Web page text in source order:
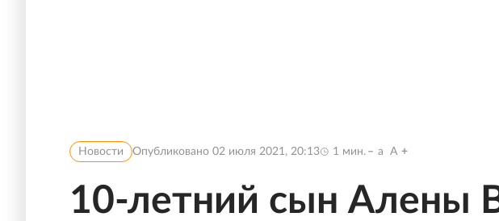
Новости Опубликовано 02 июля 2021, 20:13 1 мин. a A
10-летний сын Алены